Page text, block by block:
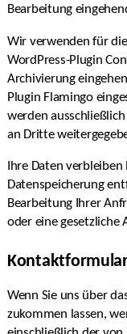
Bearbeitung
Wir verwenden für
WordPress-Plugin
Archivierung
Plugin Flamingo
werden
an Dritte
Ihre Daten verbleiben
Datenspeicherung
Bearbeitung Ihrer
oder eine gesetzliche
Wenn Sie uns über
zukommen lassen,